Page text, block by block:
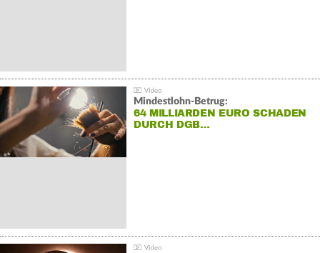
Mindestlohn-Betrug:
64 MILLIARDEN EURO SCHADEN
DURCH DGB…